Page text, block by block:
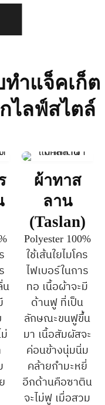
ทำแจ็คเก็ต
ไลฟ์สไตล์
น
ผ้าทาส
ลาน
(Taslan)
Polyester 100%
ใช้เส้นใยไมโคร
ไฟเบอร์ในการ
ทอ เนื้อผ้าจะมี
ด้านฟู ที่เป็น
ลักษณะขนฟูขึ้น
มา เนื้อสัมผัสจะ
ค่อนข้างนุ่มนิ่ม
คล้ายกำมะหยี่
อีกด้านคือซาติน
จะไม่ฟู เมื่อสวม